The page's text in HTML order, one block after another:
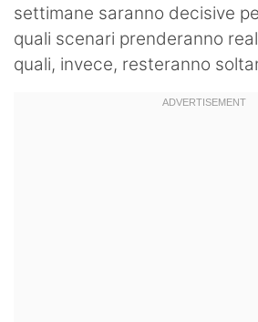
settimane saranno decisive
quali scenari prenderanno
quali, invece, resteranno